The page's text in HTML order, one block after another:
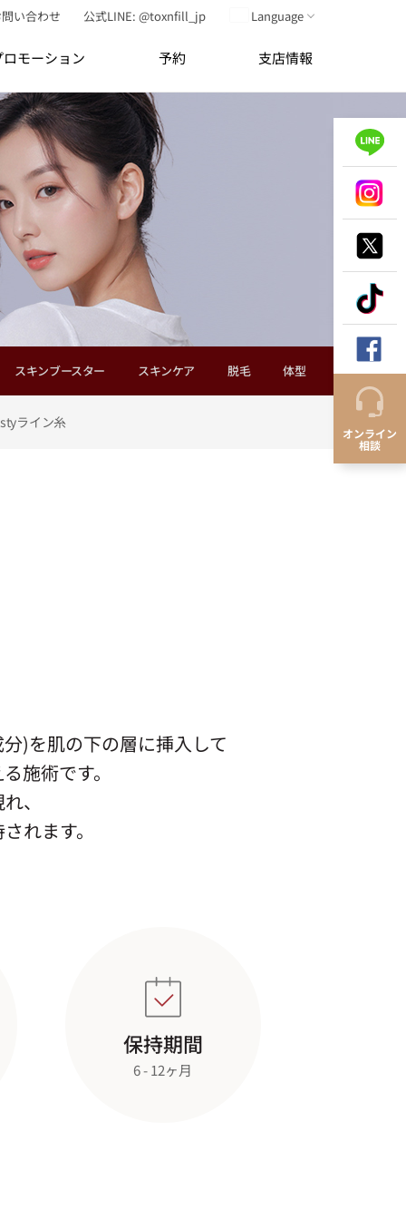
い合わせ 公式LINE: @toxnfill_jp Language
ロモーション 予約 支店情報
ライン糸
スキンブースター スキンケア 脱毛 体型 抗老化点滴
)を肌の下の層に挿入して
施術です。
、
れます。
保持期間
6 - 12ヶ月
オンライン
相談